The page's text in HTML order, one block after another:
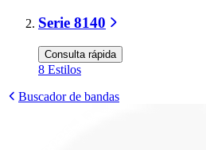
Serie 8140
Consulta rápida
8 Estilos
Buscador de bandas